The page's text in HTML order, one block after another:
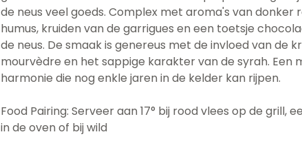
de neus veel goeds. Complex met aroma's van donker
humus, kruiden van de garrigues en een toetsje
de neus. De smaak is genereus met de invloed van de
mourvèdre en het sappige karakter van de syrah. Een
harmonie die nog enkle jaren in de kelder kan rijpen.
Food Pairing: Serveer aan 17° bij rood vlees op de grill,
in de oven of bij wild